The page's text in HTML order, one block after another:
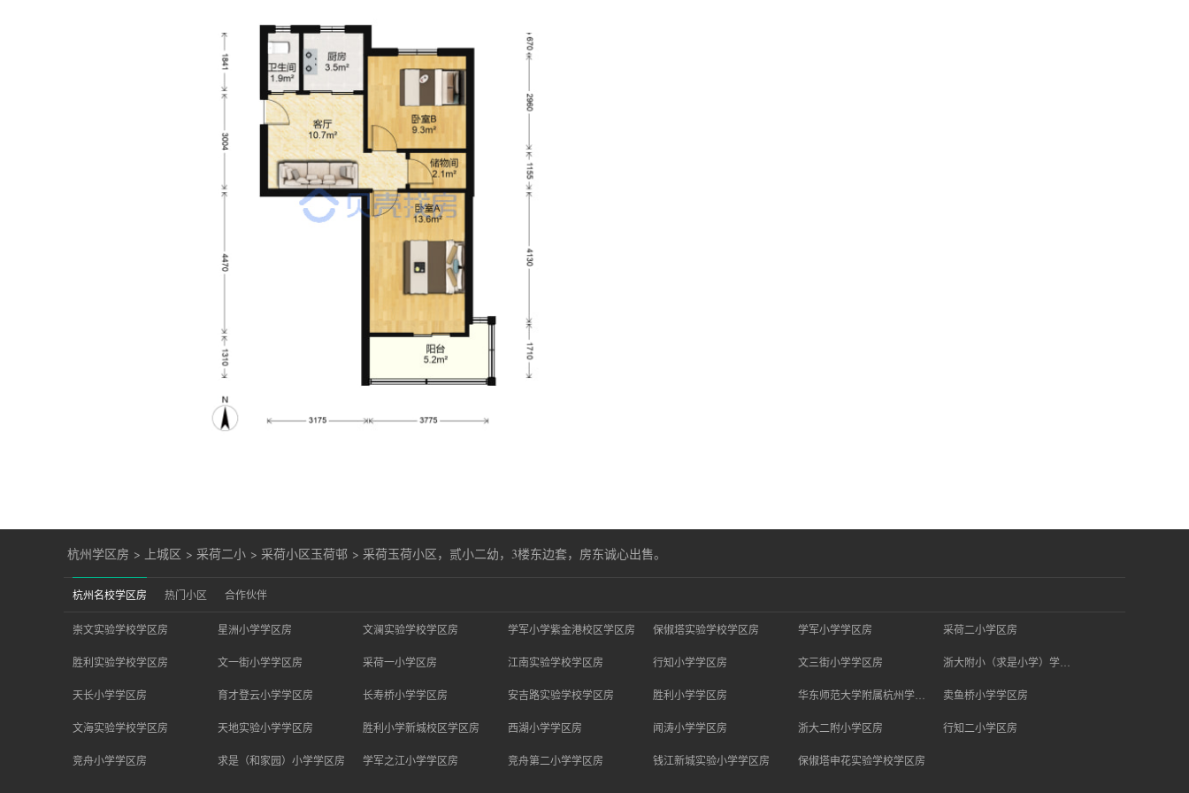
杭州学区房 > 上城区 > 采荷二小 > 采荷小区玉荷邨 > 采荷玉荷小区，贰小二幼，3楼东边套，房东诚心出售。
杭州名校学区房 热门小区 合作伙伴
崇文实验学校学区房 星洲小学学区房 文澜实验学校学区房 学军小学紫金港校区学区房 保俶塔实验学校学区房 学军小学学区房 采荷二小学区房
胜利实验学校学区房 文一街小学学区房 采荷一小学区房 江南实验学校学区房 行知小学学区房 文三街小学学区房 浙大附小（求是小学）学区房
天长小学学区房 育才登云小学学区房 长寿桥小学学区房 安吉路实验学校学区房 胜利小学学区房 华东师范大学附属杭州学校学区房 卖鱼桥小学学区房
文海实验学校学区房 天地实验小学学区房 胜利小学新城校区学区房 西湖小学学区房 闻涛小学学区房 浙大二附小学区房 行知二小学区房
竞舟小学学区房 求是（和家园）小学学区房 学军之江小学学区房 竞舟第二小学学区房 钱江新城实验小学学区房 保俶塔申花实验学校学区房